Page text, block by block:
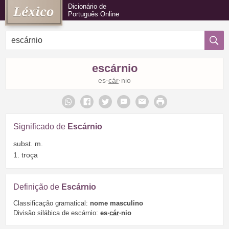
Dicionário de
Português Online
escárnio
es·cár·nio
Significado de Escárnio
subst. m.
1. troça
Definição de Escárnio
Classificação gramatical: nome masculino
Divisão silábica de escárnio: es·cár·nio